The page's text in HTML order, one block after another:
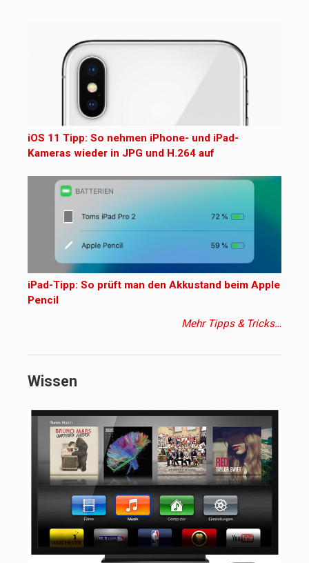
iOS 11 Tipp: So nehmen iPhone- und iPad-
Kameras wieder in JPG und H.264 auf
iPad-Tipp: So prüft man den Akkustand beim Apple
Pencil
Mehr Tipps & Tricks…
Wissen